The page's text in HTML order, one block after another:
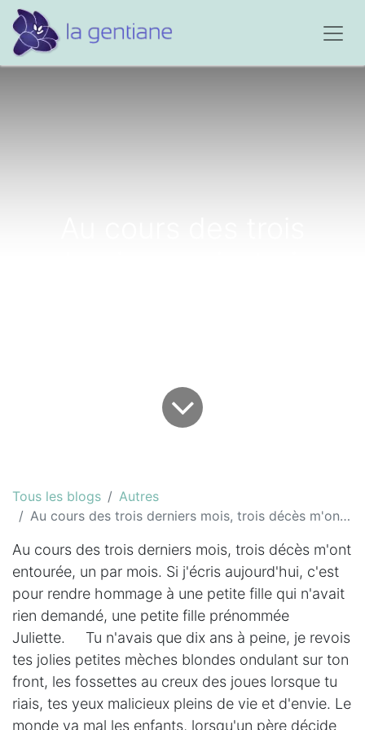
Tous les blogs
Autres
Au cours des trois derniers mois, trois décès m'ont entourée...
Au cours des trois derniers mois, trois décès m'ont
entourée, un par mois. Si j'écris aujourd'hui, c'est
pour rendre hommage à une petite fille qui n'avait
rien demandé, une petite fille prénommée
Juliette. Tu n'avais que dix ans à peine, je revois
tes jolies petites mèches blondes ondulant sur ton
front, les fossettes au creux des joues lorsque tu
riais, tes yeux malicieux pleins de vie et d'envie. Le
monde va mal les enfants, lorsqu'un père décide